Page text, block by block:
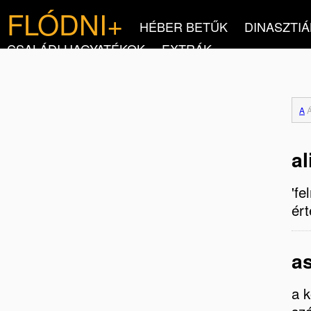
FLÓDNI+ HÉBER BETŰK
CSALÁDI HAGYATÉKOK
EXTRÁK
A
a